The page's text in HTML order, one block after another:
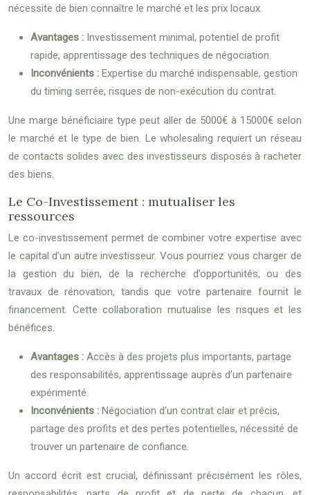
nécessite de bien connaître le marché et les prix locaux.
Avantages : Investissement minimal, potentiel de profit
rapide, apprentissage des techniques de négociation.
Inconvénients : Expertise du marché indispensable, gestion
du timing serrée, risques de non-exécution du contrat.
Une marge bénéficiaire type peut aller de 5000€ à 15000€ selon
le marché et le type de bien. Le wholesaling requiert un réseau
de contacts solides avec des investisseurs disposés à racheter
des biens.
Le Co-Investissement : mutualiser les
ressources
Le co-investissement permet de combiner votre expertise avec
le capital d’un autre investisseur. Vous pourriez vous charger de
la gestion du bien, de la recherche d’opportunités, ou des
travaux de rénovation, tandis que votre partenaire fournit le
financement. Cette collaboration mutualise les risques et les
bénéfices.
Avantages : Accès à des projets plus importants, partage
des responsabilités, apprentissage auprès d’un partenaire
expérimenté.
Inconvénients : Négociation d’un contrat clair et précis,
partage des profits et des pertes potentielles, nécessité de
trouver un partenaire de confiance.
Un accord écrit est crucial, définissant précisément les rôles,